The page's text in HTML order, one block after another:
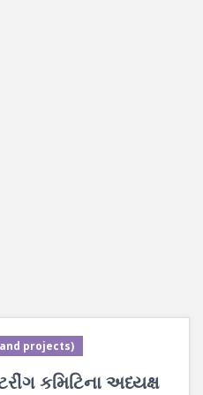
projects)
કમિટિના અધ્યક્ષ